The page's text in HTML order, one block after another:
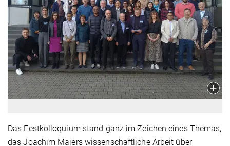
Das Festkolloquium stand ganz im Zeichen eines Themas,
das Joachim Maiers wissenschaftliche Arbeit über